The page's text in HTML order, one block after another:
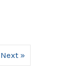
Next »